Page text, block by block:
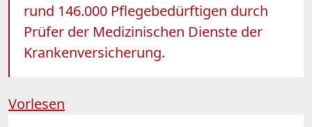
rund 146.000 Pflegebedürftigen durch
Prüfer der Medizinischen Dienste der
Krankenversicherung.
Vorlesen